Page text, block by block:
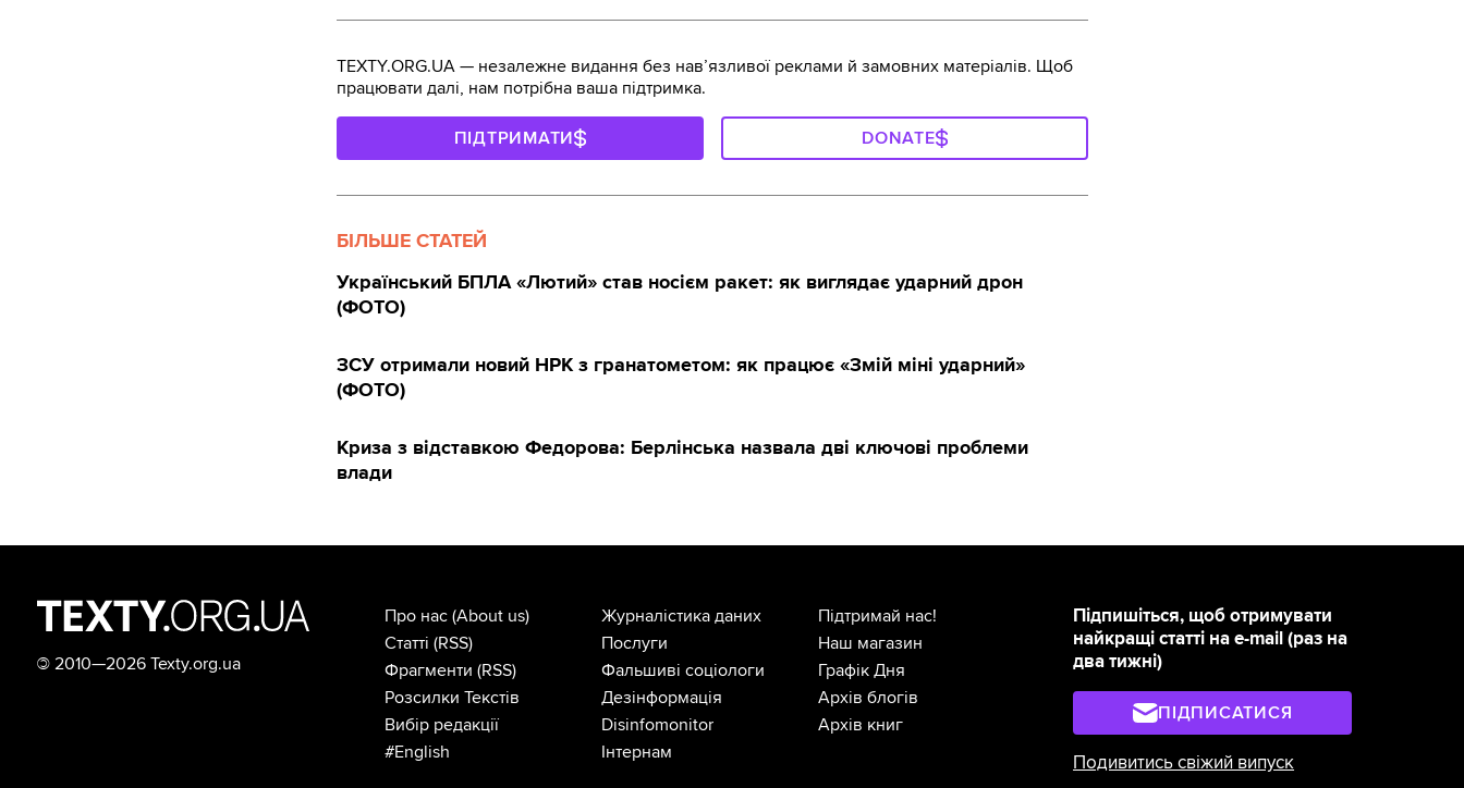
TEXTY.ORG.UA — незалежне видання без навʼязливої реклами й замовних матеріалів. Щоб
працювати далі, нам потрібна ваша підтримка.
ПІДТРИМАТИ DONATE
БІЛЬШЕ СТАТЕЙ
Український БПЛА «Лютий» став носієм ракет: як виглядає ударний дрон
(ФОТО)
ЗСУ отримали новий НРК з гранатометом: як працює «Змій міні ударний»
(ФОТО)
Криза з відставкою Федорова: Берлінська назвала дві ключові проблеми
влади
© 2010—2026 Texty.org.ua
Підпишіться, щоб отримувати
найкращі статті на e-mail (раз на
два тижні)
ПІДПИСАТИСЯ
Подивитись свіжий випуск
Про нас (About us)
Статті (RSS)
Фрагменти (RSS)
Розсилки Текстів
Вибір редакції
#English
Журналістика даних
Послуги
Фальшиві соціологи
Дезінформація
Disinfomonitor
Інтернам
Підтримай нас!
Наш магазин
Графік Дня
Архів блогів
Архів книг